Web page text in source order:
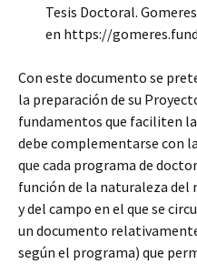
Tesis Doctoral.
en https://
Con este documento se
la preparación de su
fundamentos que faciliten
debe complementarse con
que cada programa de
función de la naturaleza del
y del campo en el que se
un documento
según el programa) que